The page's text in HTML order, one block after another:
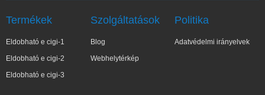
Termékek
Eldobható e cigi-1
Eldobható e cigi-2
Eldobható e cigi-3
Szolgáltatások
Blog
Webhelytérkép
Politika
Adatvédelmi irányelvek